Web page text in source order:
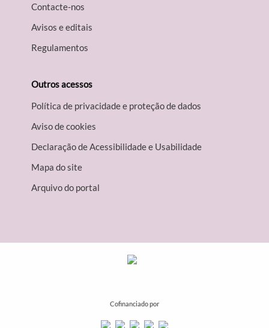
Contacte-nos
Avisos e editais
Regulamentos
Outros acessos
Política de privacidade e proteção de dados
Aviso de cookies
Declaração de Acessibilidade e Usabilidade
Mapa do site
Arquivo do portal
Cofinanciado por